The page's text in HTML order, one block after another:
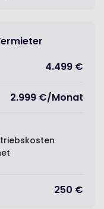
4.499 €
2.999 €/Monat
250 €